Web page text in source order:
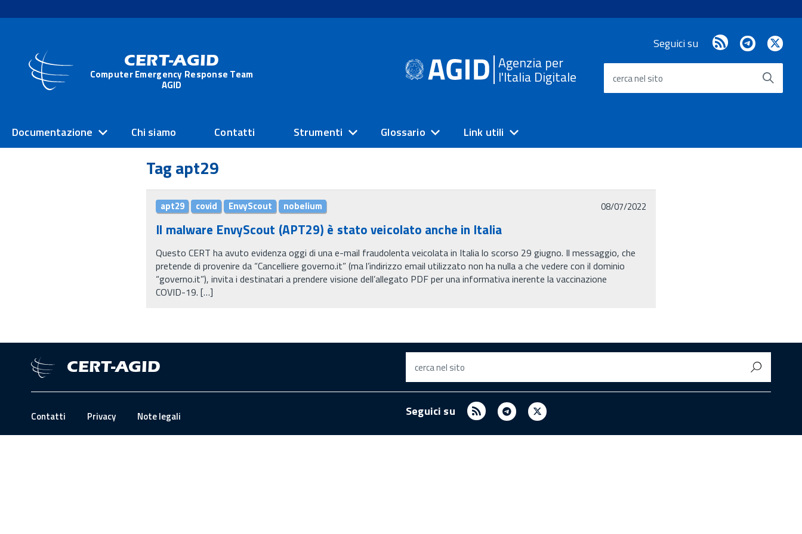
CERT-AGID
Computer Emergency Response Team
AGID
Agenzia per
l'Italia Digitale
Seguici su RSS Telegram
X
cerca nel sito
Documentazione Chi siamo Contatti Strumenti Glossario Link utili
Tag apt29
apt29 covid EnvyScout nobelium 08/07/2022
Il malware EnvyScout (APT29) è stato veicolato anche in Italia
Questo CERT ha avuto evidenza oggi di una e-mail fraudolenta veicolata in Italia lo scorso 29 giugno. Il messaggio, che
pretende di provenire da “Cancelliere governo.it” (ma l’indirizzo email utilizzato non ha nulla a che vedere con il dominio
“governo.it”), invita i destinatari a prendere visione dell’allegato PDF per una informativa inerente la vaccinazione
COVID-19. […]
CERT-AGID cerca nel sito
Contatti Privacy Note legali Seguici su RSS Telegram
X
/
Twitter